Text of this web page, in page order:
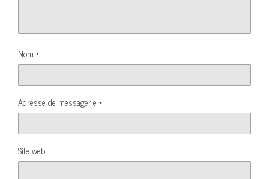
Nom *
Adresse de messagerie *
Site web